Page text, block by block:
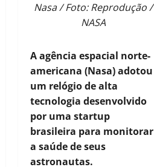
Nasa / Foto: Reprodução /
NASA
A agência espacial norte-
americana (Nasa) adotou
um relógio de alta
tecnologia desenvolvido
por uma startup
brasileira para monitorar
a saúde de seus
astronautas.